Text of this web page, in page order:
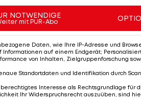
Tests absolvieren
Euro angestrebt. Während
konnte er sich bei der "Alten
NOTWENDIGE
mit PUR-Abo
Daten, wie Ihre IP-Adresse und
Informationen auf einem Endgerät;
von Inhalten, Zielgruppenforschung
Standortdaten und Identifikation durch
Interesse als Rechtsgrundlage für
Ihr Widerspruchsrecht auszuüben, sind